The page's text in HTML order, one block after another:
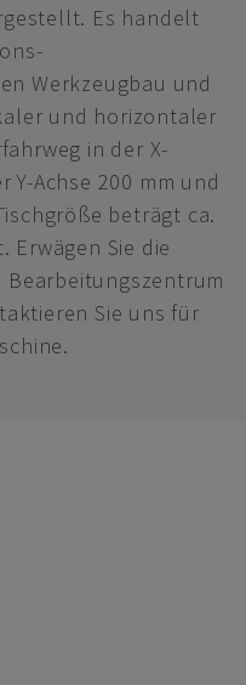
Es handelt
Werkzeugbau und
und horizontaler
in der X-
Y-Achse 200 mm und
beträgt ca.
Erwägen Sie die
Sie uns für